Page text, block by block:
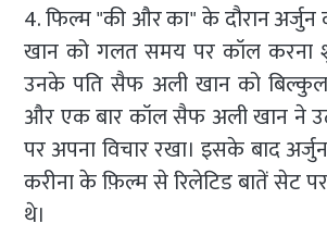
4. फिल्म "की और का" के दौरान
खान को गलत समय पर कॉल करना
उनके पति सैफ अली खान को
और एक बार कॉल सैफ अली खान ने
पर अपना विचार रखा। इसके बाद
करीना के फ़िल्म से रिलेटिड बातें सेट
थे।